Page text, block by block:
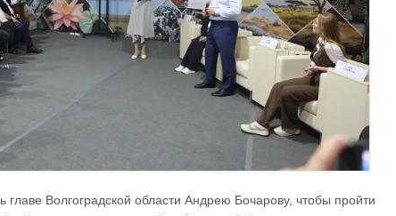
главе Волгоградской области Андрею Бочарову, чтобы пройти